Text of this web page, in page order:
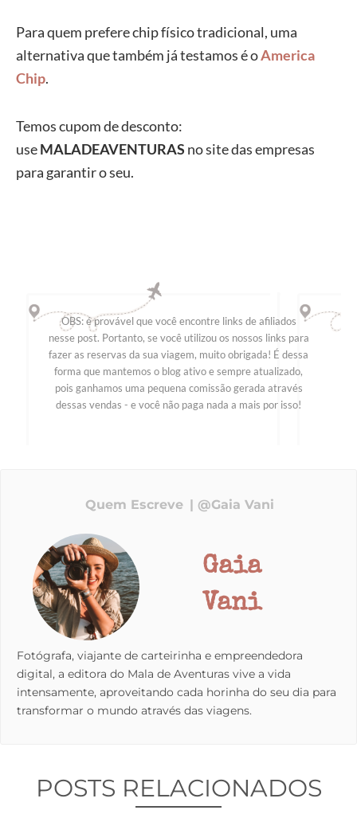
Para quem prefere chip físico tradicional, uma
alternativa que também já testamos é oAmerica
Chip.
Temos cupom de desconto:
useMALADEAVENTURAS no site das empresas
para garantir o seu.
OBS: é provável que você encontre links de afiliados
nesse post. Portanto, se você utilizou os nossos links para
fazer as reservas da sua viagem, muito obrigada! É dessa
forma que mantemos o blog ativo e sempre atualizado,
pois ganhamos uma pequena comissão gerada através
dessas vendas - e você não paga nada a mais por isso!
Quem Escreve @Gaia Vani
Gaia
Vani
Fotógrafa, viajante de carteirinha e empreendedora
digital, a editora do Mala de Aventuras vive a vida
intensamente, aproveitando cada horinha do seu dia para
transformar o mundo através das viagens.
POSTS RELACIONADOS